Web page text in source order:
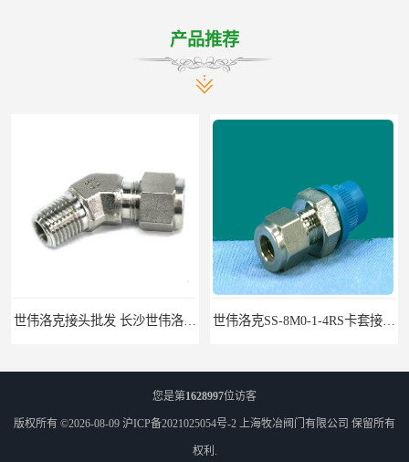
产品推荐
您是第1628997位访客
版权所有 ©2026-08-09 沪ICP备2021025054号-2 上海牧冶阀门有限公司 保留所有
权利.